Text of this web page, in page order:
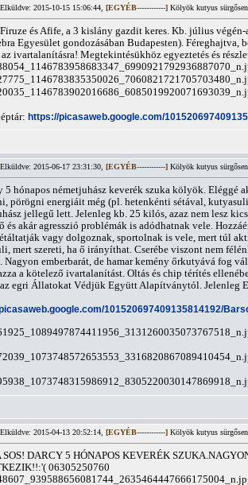
Elküldve: 2015-10-15 15:06:44, [EGYÉB------------] Kölyök kutyus
és Afife, a 3 kislány gazdit keres. Kb. július
Egyesület gondozásában Budapesten).
ivartalanításra! Megtekintésükhöz egyeztetés és
https://picasaweb.google.com/
Elküldve: 2015-06-17 23:31:30, [EGYÉB------------] Kölyök kutyus
5 hónapos németjuhász keverék szuka kölyök. Eléggé
pörögni energiáit még (pl. hetenkénti sétával,
jellegű lett. Jelenleg kb. 25 kilós, azaz nem lesz
és akár agresszió problémák is adódhatnak vele.
vagy dolgoznak, sportolnak is vele, mert túl
mert szereti, ha ő irányíthat. Cserébe viszont nem
Nagyon emberbarát, de hamar kemény őrkutyává fog
a kötelező ivartalanítást. Oltás és chip térítés
egri Állatokat Védjük Együtt Alapítványtól. Jelenleg
101520697409135814192/
Elküldve: 2015-04-13 20:52:14, [EGYÉB------------] Kölyök kutyus
SOS! DARCY 5 HÓNAPOS KEVERÉK
06305250760